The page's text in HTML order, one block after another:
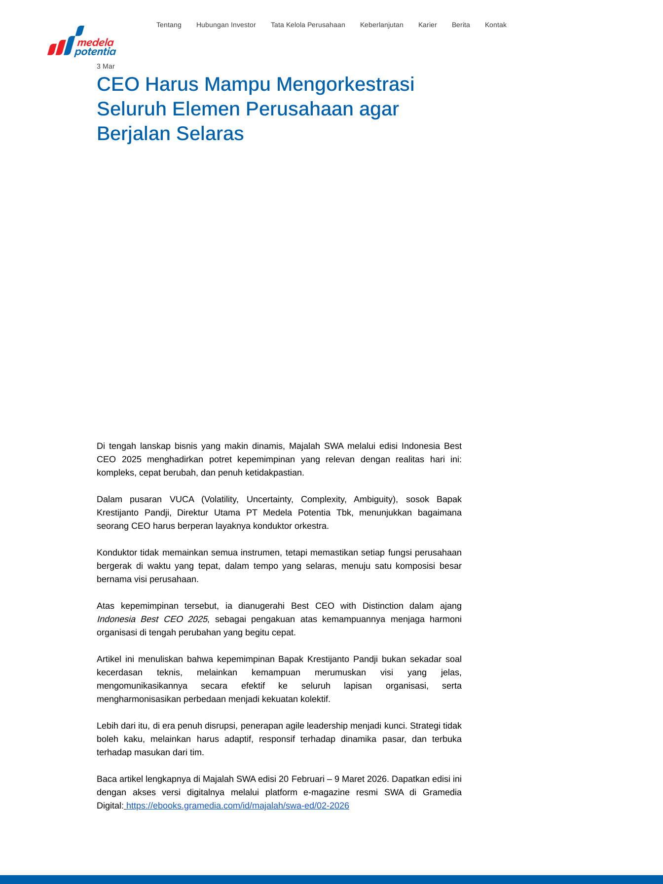
Tentang Hubungan Investor Tata Kelola Perusahaan Keberlanjutan Karier Berita Kontak
CEO Harus Mampu Mengorkestrasi
Seluruh Elemen Perusahaan agar
Berjalan Selaras
3 Mar
Di tengah lanskap bisnis yang makin dinamis, Majalah SWA melalui edisi Indonesia Best
CEO 2025 menghadirkan potret kepemimpinan yang relevan dengan realitas hari ini:
kompleks, cepat berubah, dan penuh ketidakpastian.
Dalam pusaran VUCA (Volatility, Uncertainty, Complexity, Ambiguity), sosok Bapak
Krestijanto Pandji, Direktur Utama PT Medela Potentia Tbk, menunjukkan bagaimana
seorang CEO harus berperan layaknya konduktor orkestra.
Konduktor tidak memainkan semua instrumen, tetapi memastikan setiap fungsi perusahaan
bergerak di waktu yang tepat, dalam tempo yang selaras, menuju satu komposisi besar
bernama visi perusahaan.
Indonesia Best CEO 2025, sebagai pengakuan atas kemampuannya menjaga harmoni
organisasi di tengah perubahan yang begitu cepat.
Artikel ini menuliskan bahwa kepemimpinan Bapak Krestijanto Pandji bukan sekadar soal
kecerdasan teknis, melainkan kemampuan merumuskan visi yang jelas,
mengomunikasikannya secara efektif ke seluruh lapisan organisasi, serta
mengharmonisasikan perbedaan menjadi kekuatan kolektif.
Lebih dari itu, di era penuh disrupsi, penerapan agile leadership menjadi kunci. Strategi tidak
boleh kaku, melainkan harus adaptif, responsif terhadap dinamika pasar, dan terbuka
terhadap masukan dari tim.
Baca artikel lengkapnya di Majalah SWA edisi 20 Februari – 9 Maret 2026. Dapatkan edisi ini
dengan akses versi digitalnya melalui platform e-magazine resmi SWA di Gramedia
Digital: https://ebooks.gramedia.com/id/majalah/swa-ed/02-2026